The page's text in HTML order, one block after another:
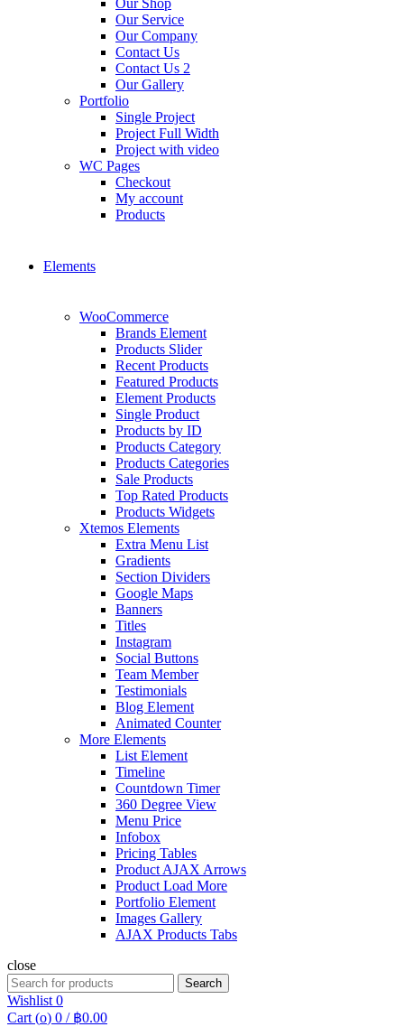
Our Shop
Our Service
Our Company
Contact Us
Contact Us 2
Our Gallery
Portfolio
Single Project
Project Full Width
Project with video
WC Pages
Checkout
My account
Products
Elements
WooCommerce
Brands Element
Products Slider
Recent Products
Featured Products
Element Products
Single Product
Products by ID
Products Category
Products Categories
Sale Products
Top Rated Products
Products Widgets
Xtemos Elements
Extra Menu List
Gradients
Section Dividers
Google Maps
Banners
Titles
Instagram
Social Buttons
Team Member
Testimonials
Blog Element
Animated Counter
More Elements
List Element
Timeline
Countdown Timer
360 Degree View
Menu Price
Infobox
Pricing Tables
Product AJAX Arrows
Product Load More
Portfolio Element
Images Gallery
AJAX Products Tabs
close
Search
for:
Search
Wishlist 0
Cart (o) 0 / ฿0.00